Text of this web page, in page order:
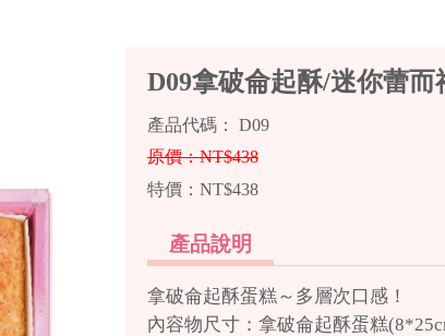
D09拿破侖起酥/迷你蕾而
產品代碼： D09
原價：NT$438
特價： NT$438
產品說明
拿破侖起酥蛋糕～多層次口感！
內容物尺寸：拿破侖起酥蛋糕